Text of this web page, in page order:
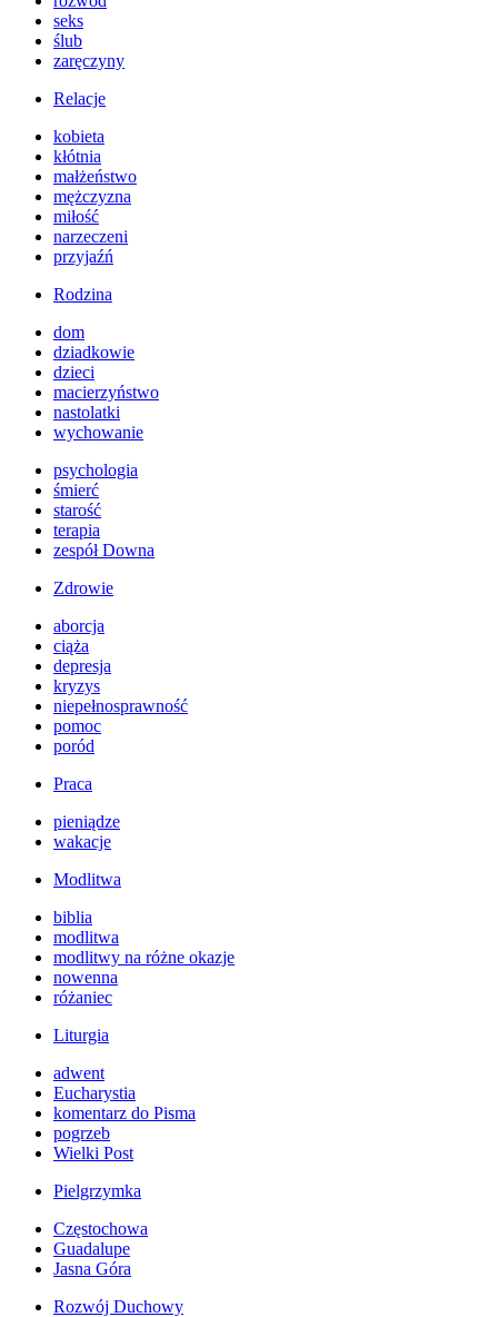
seks
ślub
zaręczyny
Relacje
kobieta
kłótnia
małżeństwo
mężczyzna
miłość
narzeczeni
przyjaźń
Rodzina
dom
dziadkowie
dzieci
macierzyństwo
nastolatki
wychowanie
psychologia
śmierć
starość
terapia
zespół Downa
Zdrowie
aborcja
ciąża
depresja
kryzys
niepełnosprawność
pomoc
poród
Praca
pieniądze
wakacje
Modlitwa
biblia
modlitwa
modlitwy na różne okazje
nowenna
różaniec
Liturgia
adwent
Eucharystia
komentarz do Pisma
pogrzeb
Wielki Post
Pielgrzymka
Częstochowa
Guadalupe
Jasna Góra
Rozwój Duchowy